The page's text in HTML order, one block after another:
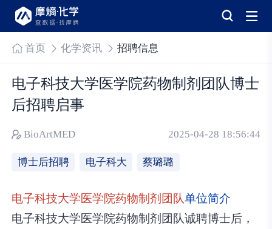
首页 化学资讯 招聘信息
电子科技大学医学院药物制剂团队博士
后招聘启事
BioArtMED 2025-04-28 18:56:44
博士后招聘 电子科大 蔡璐璐
电子科技大学医学院药物制剂团队单位简介
电子科技大学医学院药物制剂团队诚聘博士后，